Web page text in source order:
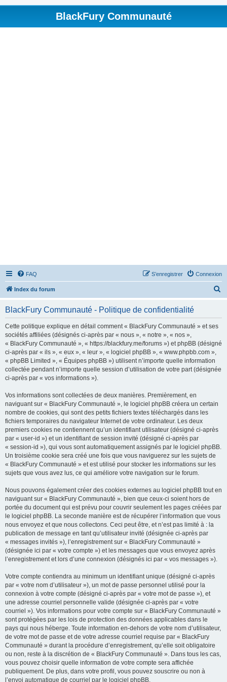
BlackFury Communauté
FAQ Connexion
S’enregistrer
Index du forum
BlackFury Communauté - Politique de confidentialité
Cette politique explique en détail comment « BlackFury Communauté » et ses
sociétés affiliées (désignés ci-après par « nous », « notre », « nos »,
« BlackFury Communauté », « https://blackfury.me/forums ») et phpBB (désigné
ci-après par « ils », « eux », « leur », « logiciel phpBB », « www.phpbb.com »,
« phpBB Limited », « Équipes phpBB ») utilisent n’importe quelle information
collectée pendant n’importe quelle session d’utilisation de votre part (désignée
ci-après par « vos informations »).
Vos informations sont collectées de deux manières. Premièrement, en
naviguant sur « BlackFury Communauté », le logiciel phpBB créera un certain
nombre de cookies, qui sont des petits fichiers textes téléchargés dans les
fichiers temporaires du navigateur Internet de votre ordinateur. Les deux
premiers cookies ne contiennent qu’un identifiant utilisateur (désigné ci-après
par « user-id ») et un identifiant de session invité (désigné ci-après par
« session-id »), qui vous sont automatiquement assignés par le logiciel phpBB.
Un troisième cookie sera créé une fois que vous naviguerez sur les sujets de
« BlackFury Communauté » et est utilisé pour stocker les informations sur les
sujets que vous avez lus, ce qui améliore votre navigation sur le forum.
Nous pouvons également créer des cookies externes au logiciel phpBB tout en
naviguant sur « BlackFury Communauté », bien que ceux-ci soient hors de
portée du document qui est prévu pour couvrir seulement les pages créées par
le logiciel phpBB. La seconde manière est de récupérer l’information que vous
nous envoyez et que nous collectons. Ceci peut être, et n’est pas limité à : la
publication de message en tant qu’utilisateur invité (désignée ci-après par
« messages invités »), l’enregistrement sur « BlackFury Communauté »
(désignée ici par « votre compte ») et les messages que vous envoyez après
l’enregistrement et lors d’une connexion (désignés ici par « vos messages »).
Votre compte contiendra au minimum un identifiant unique (désigné ci-après
par « votre nom d’utilisateur »), un mot de passe personnel utilisé pour la
connexion à votre compte (désigné ci-après par « votre mot de passe »), et
une adresse courriel personnelle valide (désignée ci-après par « votre
courriel »). Vos informations pour votre compte sur « BlackFury Communauté »
sont protégées par les lois de protection des données applicables dans le
pays qui nous héberge. Toute information en-dehors de votre nom d’utilisateur,
de votre mot de passe et de votre adresse courriel requise par « BlackFury
Communauté » durant la procédure d’enregistrement, qu’elle soit obligatoire
ou non, reste à la discrétion de « BlackFury Communauté ». Dans tous les cas,
vous pouvez choisir quelle information de votre compte sera affichée
publiquement. De plus, dans votre profil, vous pouvez souscrire ou non à
l’envoi automatique de courriel par le logiciel phpBB.